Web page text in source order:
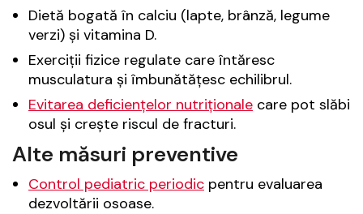
Dietă bogată în calciu (lapte, brânză, legume
verzi) și vitamina D.
Exerciții fizice regulate care întăresc
musculatura și îmbunătățesc echilibrul.
Evitarea deficiențelor nutriționale care pot slăbi
osul și crește riscul de fracturi.
Alte măsuri preventive
Control pediatric periodic pentru evaluarea
dezvoltării osoase.